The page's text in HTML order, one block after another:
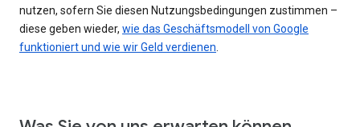
nutzen, sofern Sie diesen Nutzungsbedingungen zustimmen –
diese geben wieder, wie das Geschäftsmodell von Google
funktioniert und wie wir Geld verdienen